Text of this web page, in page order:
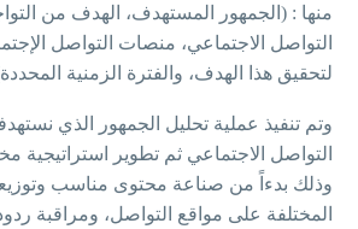
منها : (الجمهور المستهدف، الهدف من
التواصل الاجتماعي، منصات التواصل
لتحقيق هذا الهدف، والفترة الزمنية
وتم تنفيذ عملية تحليل الجمهور الذي
التواصل الاجتماعي ثم تطوير استراتيجية
وذلك بدءاً من صناعة محتوى مناسب
المختلفة على مواقع التواصل، ومراقبة